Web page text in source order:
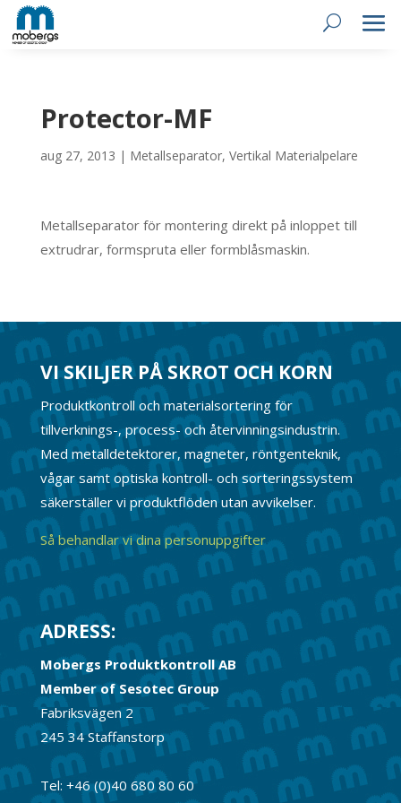
Protector-MF
aug 27, 2013 | Metallseparator, Vertikal Materialpelare
Metallseparator för montering direkt på inloppet till
extrudrar, formspruta eller formblåsmaskin.
VI SKILJER PÅ SKROT OCH KORN
Produktkontroll och materialsortering för
tillverknings-, process- och återvinningsindustrin.
Med metalldetektorer, magneter, röntgenteknik,
vågar samt optiska kontroll- och sorteringssystem
säkerställer vi produktflöden utan avvikelser.
Så behandlar vi dina personuppgifter
ADRESS:
Mobergs Produktkontroll AB
Member of Sesotec Group
Fabriksvägen 2
245 34 Staffanstorp
Tel: +46 (0)40 680 80 60